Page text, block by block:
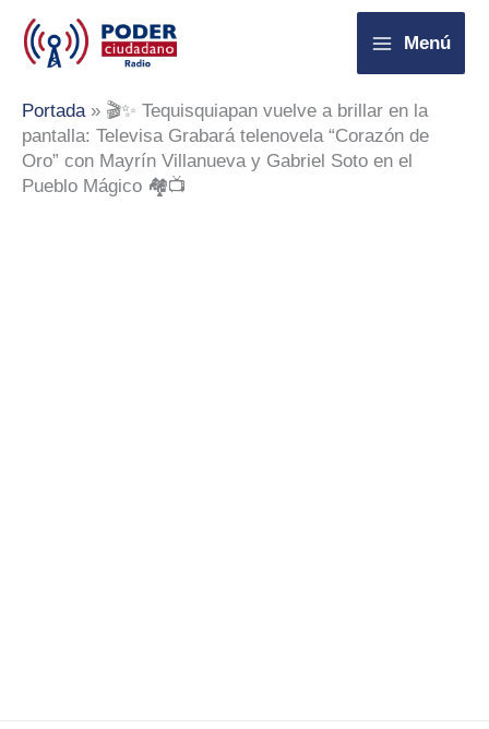
contenido
Menú
Portada» 🎬✨ Tequisquiapan vuelve a brillar en la
pantalla: Televisa Grabará telenovela “Corazón de
Oro” con Mayrín Villanueva y Gabriel Soto en el
Pueblo Mágico 🏘️📺